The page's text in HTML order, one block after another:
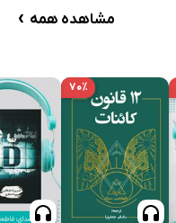
مشاهده همه ›
۷۰٪